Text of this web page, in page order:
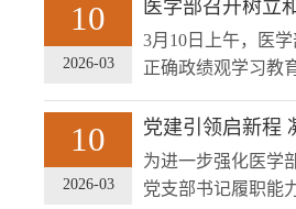
楼图书馆、教学实
教馆、学生工作办
研平台等场所，实
局、办学基础设施
学改革等议题深入
作达成广泛共识。
张艳萍对湖南师范
来表示欢迎，并详
学医学院的发展历
10
2026-03
3月10日上午，医
正确政绩观学习教
晖，全体处级以上
委员、各党支部书
医学部党工委副书
10
2026-03
为进一步强化医学
党支部书记履职能